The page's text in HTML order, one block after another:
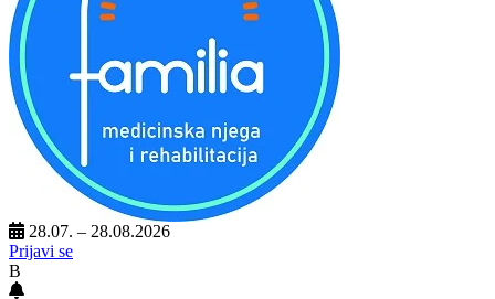
28.07. – 28.08.2026
Prijavi se
B